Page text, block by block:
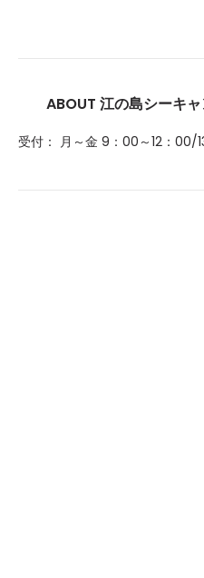
ABOUT 江の島シーキ
受付： 月～金 9：00～12：00/